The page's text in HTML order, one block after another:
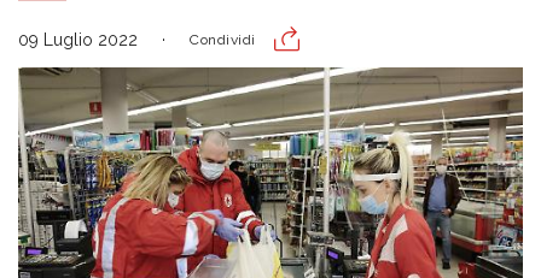
09 Luglio 2022 Condividi